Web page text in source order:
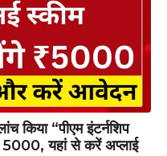
“पीएम इंटर्नशिप
यहां से करें अप्लाई